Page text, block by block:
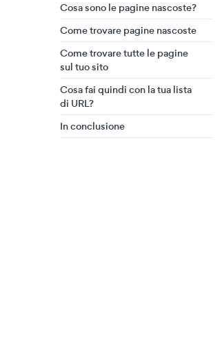
Cosa sono le pagine nascoste?
Come trovare pagine nascoste
Come trovare tutte le pagine
sul tuo sito
Cosa fai quindi con la tua lista
di URL?
In conclusione